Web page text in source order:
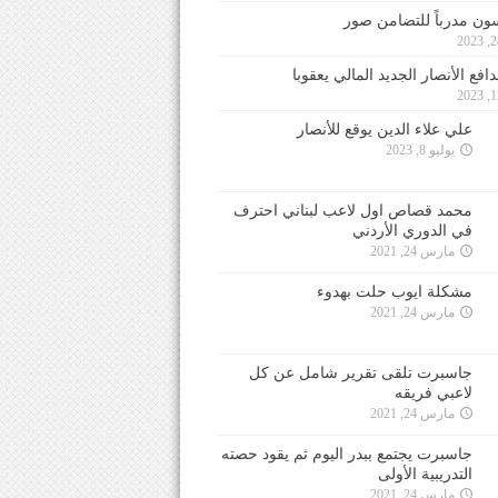
مدرباً للتضامن صور
الأنصار الجديد المالي يعقوبا
علي علاء الدين يوقع للأنصار
يوليو 8, 2023
محمد قصاص اول لاعب لبناني احترف
في الدوري الأردني
مارس 24, 2021
مشكلة ايوب حلت بهدوء
مارس 24, 2021
جاسبرت تلقى تقرير شامل عن كل
لاعبي فريقه
مارس 24, 2021
جاسبرت يجتمع ببدر اليوم ثم يقود حصته
التدريبية الأولى
مارس 24, 2021